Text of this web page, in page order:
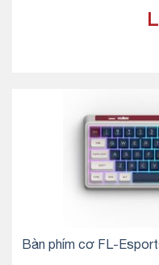
Bàn phím cơ FL-